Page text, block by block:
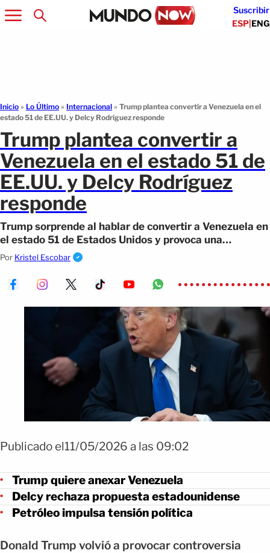
Suscribir
ESP|ENG
Inicio » Lo Último » Internacional » Trump plantea convertir a Venezuela en el
estado 51 de EE.UU. y Delcy Rodríguez responde
Trump plantea convertir a
Venezuela en el estado 51 de
EE.UU. y Delcy Rodríguez
responde
Trump sorprende al hablar de convertir a Venezuela en
el estado 51 de Estados Unidos y provoca una
inmediata reacción desde Caracas.
Por Kristel Escobar
Publicado el11/05/2026 a las 09:02
Trump quiere anexar Venezuela
Delcy rechaza propuesta estadounidense
Petróleo impulsa tensión política
Donald Trump volvió a provocar controversia